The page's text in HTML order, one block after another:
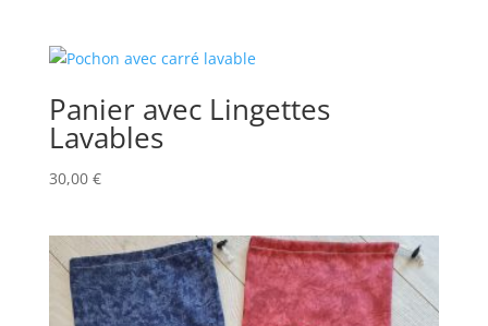
Panier avec Lingettes
Lavables
30,00 €